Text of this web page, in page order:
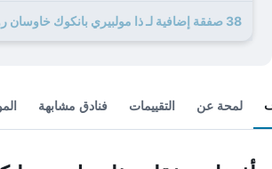
38 صفقة إضافية لـ ذا مولبيري بانكوك خاوسان رود
لمحة عن التقييمات فنادق مشابهة